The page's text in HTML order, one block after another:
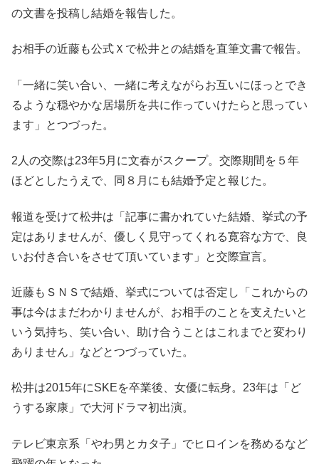
の文書を投稿し結婚を報告した。
お相手の近藤も公式Ｘで松井との結婚を直筆文書で報告。
「一緒に笑い合い、一緒に考えながらお互いにほっとでき
るような穏やかな居場所を共に作っていけたらと思ってい
ます」とつづった。
2人の交際は23年5月に文春がスクープ。交際期間を５年
ほどとしたうえで、同８月にも結婚予定と報じた。
報道を受けて松井は「記事に書かれていた結婚、挙式の予
定はありませんが、優しく見守ってくれる寛容な方で、良
いお付き合いをさせて頂いています」と交際宣言。
近藤もＳＮＳで結婚、挙式については否定し「これからの
事は今はまだわかりませんが、お相手のことを支えたいと
いう気持ち、笑い合い、助け合うことはこれまでと変わり
ありません」などとつづっていた。
松井は2015年にSKEを卒業後、女優に転身。23年は「ど
うする家康」で大河ドラマ初出演。
テレビ東京系「やわ男とカタ子」でヒロインを務めるなど